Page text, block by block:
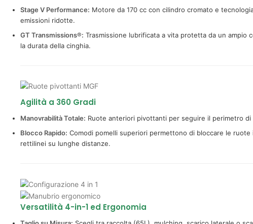
Stage V Performance: Motore da 170 cc con cilindro cromato e
emissioni ridotte.
GT Transmissions®: Trasmissione lubrificata a vita protetta da un ampio
la durata della cinghia.
Agilità a 360 Gradi
Manovrabilità Totale: Ruote anteriori pivottanti per seguire il perimetro
Blocco Rapido: Comodi pomelli superiori permettono di bloccare le
rettilinei su lunghe distanze.
Versatilità 4-in-1 ed Ergonomia